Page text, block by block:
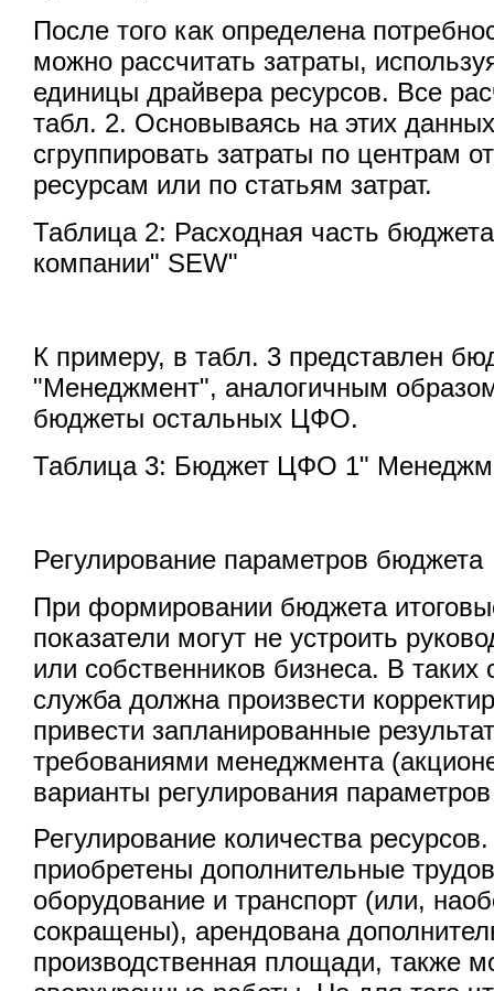
После того как определена
можно рассчитать затраты,
единицы драйвера ресурсов. Все
табл. 2. Основываясь на этих
сгруппировать затраты по центрам
ресурсам или по статьям затрат.
Таблица 2: Расходная часть
компании" SEW"
К примеру, в табл. 3 представлен
"Менеджмент", аналогичным
бюджеты остальных ЦФО.
Таблица 3: Бюджет ЦФО 1"
Регулирование параметров бюджета
При формировании бюджета
показатели могут не устроить
или собственников бизнеса. В
служба должна произвести
привести запланированные
требованиями менеджмента
варианты регулирования
Регулирование количества
приобретены дополнительные
оборудование и транспорт (или,
сокращены), арендована
производственная площади, также